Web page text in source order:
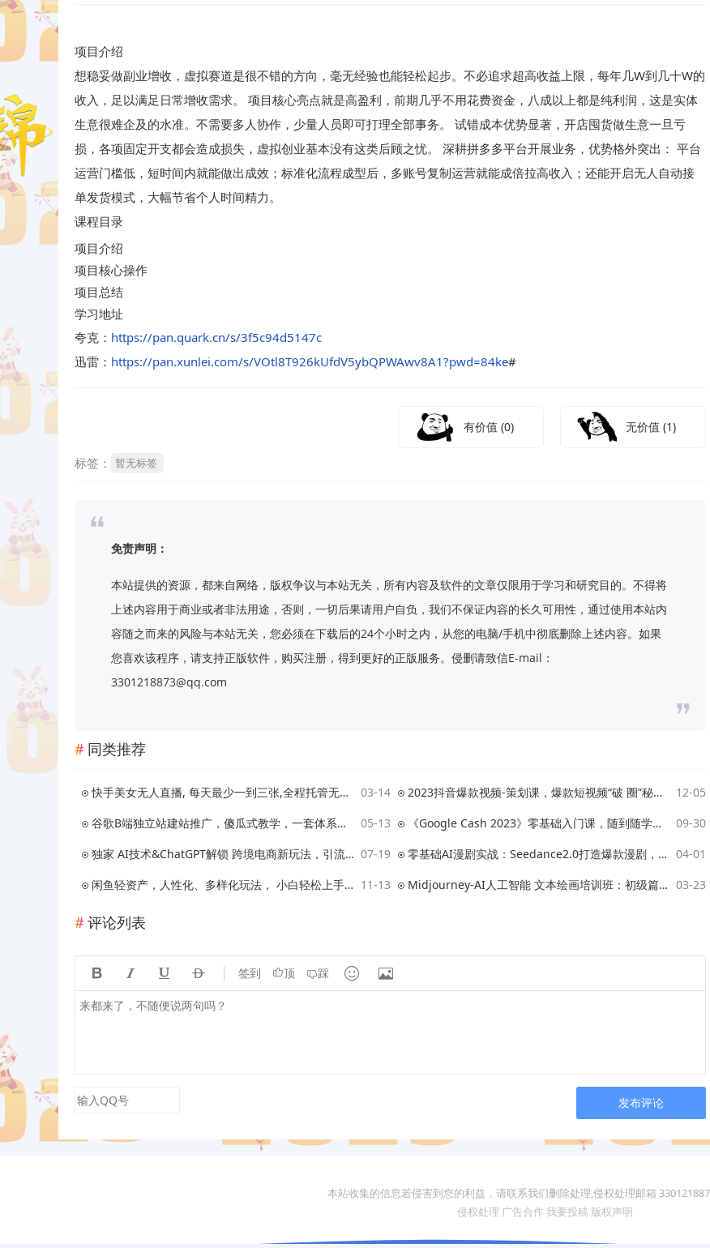
项目介绍
想稳妥做副业增收，虚拟赛道是很不错的方向，毫无经验也能轻松起步。不必追求超高收益上限，每年几W到几十W的
收入，足以满足日常增收需求。 项目核心亮点就是高盈利，前期几乎不用花费资金，八成以上都是纯利润，这是实体
生意很难企及的水准。不需要多人协作，少量人员即可打理全部事务。 试错成本优势显著，开店囤货做生意一旦亏
损，各项固定开支都会造成损失，虚拟创业基本没有这类后顾之忧。 深耕拼多多平台开展业务，优势格外突出： 平台
运营门槛低，短时间内就能做出成效；标准化流程成型后，多账号复制运营就能成倍拉高收入；还能开启无人自动接
单发货模式，大幅节省个人时间精力。
课程目录
项目介绍
项目核心操作
项目总结
学习地址
夸克： https://pan.quark.cn/s/3f5c94d5147c
迅雷： https://pan.xunlei.com/s/VOtl8T926kUfdV5ybQPWAwv8A1?pwd=84ke#
有价值(0) 无价值(1)
标签： 暂无标签
免责声明：
本站提供的资源，都来自网络，版权争议与本站无关，所有内容及软件的文章仅限用于学习和研究目的。不得将
上述内容用于商业或者非法用途，否则，一切后果请用户自负，我们不保证内容的长久可用性，通过使用本站内
容随之而来的风险与本站无关，您必须在下载后的24个小时之内，从您的电脑/手机中彻底删除上述内容。如果
您喜欢该程序，请支持正版软件，购买注册，得到更好的正版服务。侵删请致信E-mail：
3301218873@qq.com
同类推荐
快手美女无人直播, 每天最少一到三张,全程托管无需人工干涉 03-14 2023抖音爆款视频-策划课，爆款短视频“破 圈”秘籍（6节课）
12-05
谷歌B端独立站建站推广，傻瓜式教学，一套体系化的独立站建站方法（83节）
05-13 《Google Cash 2023》零基础入门课，随到随学，让谷歌公司为你打工！
09-30
独家 AI技术&ChatGPT解锁 跨境电商新玩法，引流获客+数据化运营思维 07-19 零基础AI漫剧实战：Seedance2.0打造爆款漫剧，全套资料+配套素材
04-01
闲鱼轻资产，人性化、多样化玩法， 小白轻松上手，学会轻松日入2000+ 11-13 Midjourney-AI人工智能 文本绘画培训班：初级篇/中级篇/高级篇（17节） 03-23
评论列表
    签到 顶 踩  
发布评论
本站收集的信息若侵害到您的利益，请联系我们删除处理,侵权处理邮箱
侵权处理 广告合作我要投稿 版权声明